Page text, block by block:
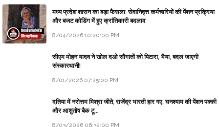
मध्य प्रदेश शासन का बड़ा फैसला: सेवानिवृत्त कर्मचारियों की पेंशन प्रक्रिया
और बजट कोडिंग में हुए क्रांतिकारी बदलाव
8/04/2026 10:20:00 PM
सीएम मोहन यादव ने खोल दओ सौगातों को पिटारा, भैया, बदल जाएगी
संस्कारधानी!
8/01/2026 07:25:00 PM
दतिया में नरोत्तम मिश्रा जीते, राजेंद्र भारती हार गए, घनश्याम की पेंशन पक्की
और आशुतोष बैक टू...
8/03/2026 06:32:00 PM